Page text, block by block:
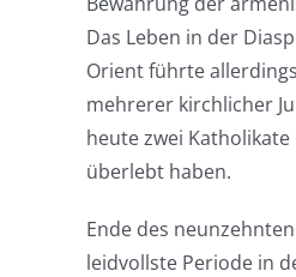
Das Leben in der
Orient führte
mehrerer kirchlicher
heute zwei
überlebt haben.
Ende des
leidvollste Periode in